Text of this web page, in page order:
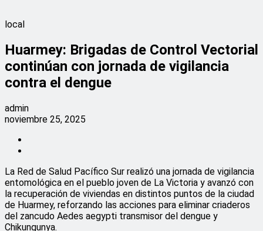
local
Huarmey: Brigadas de Control Vectorial
continúan con jornada de vigilancia
contra el dengue
admin
noviembre 25, 2025
La Red de Salud Pacífico Sur realizó una jornada de vigilancia
entomológica en el pueblo joven de La Victoria y avanzó con
la recuperación de viviendas en distintos puntos de la ciudad
de Huarmey, reforzando las acciones para eliminar criaderos
del zancudo Aedes aegypti transmisor del dengue y
Chikungunya.